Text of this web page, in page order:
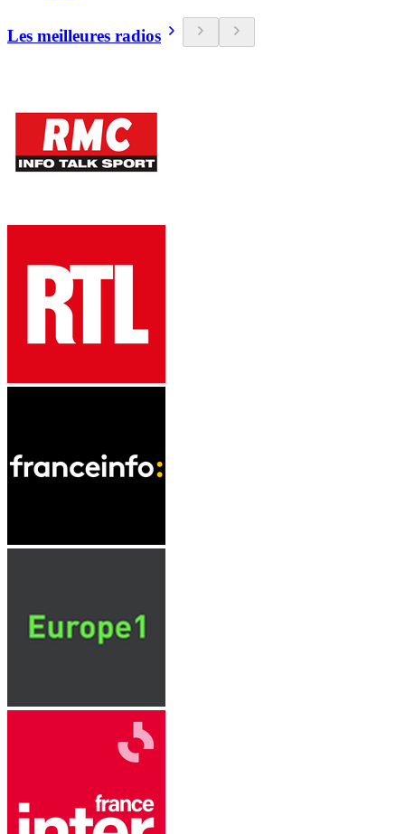
Les meilleures radios